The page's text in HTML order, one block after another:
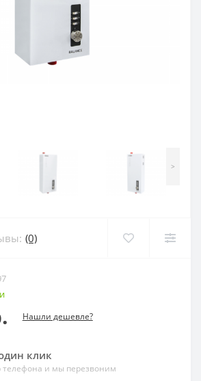
>
(0)
Нашли дешевле?
клик
телефона и мы перезвоним